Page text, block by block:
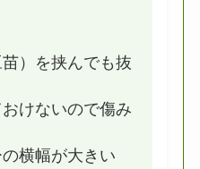
）を挟んでも抜
けないので傷み
横幅が大きい